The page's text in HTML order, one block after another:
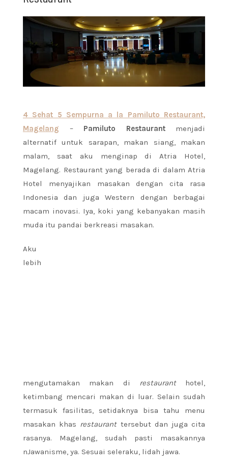
4 Sehat 5 Sempurna a la Pamiluto Restaurant,
Magelang – Pamiluto Restaurantmenjadi
alternatif untuk sarapan, makan siang, makan
malam, saat aku menginap di Atria Hotel,
Magelang. Restaurant yang berada di dalam Atria
Hotel menyajikan masakan dengan cita rasa
Indonesia dan juga Western dengan berbagai
macam inovasi. Iya, koki yang kebanyakan masih
muda itu pandai berkreasi masakan.
Aku
lebih
mengutamakan makan di restauranthotel,
ketimbang mencari makan di luar. Selain sudah
termasuk fasilitas, setidaknya bisa tahu menu
masakan khas restauranttersebut dan juga cita
rasanya. Magelang, sudah pasti masakannya
nJawanisme, ya. Sesuai seleraku, lidah jawa.